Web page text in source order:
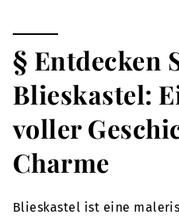
§ Entdecken
Blieskastel:
voller
Charme
Blieskastel ist eine